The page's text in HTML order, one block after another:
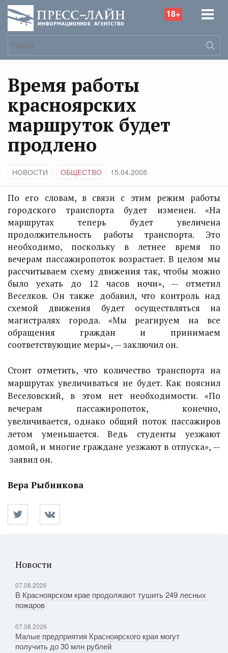
18+
Время работы
красноярских
маршруток будет
продлено
НОВОСТИ ОБЩЕСТВО 15.04.2008
По его словам, в связи с этим режим работы
городского транспорта будет изменен. «На
маршрутах теперь будет увеличена
продолжительность работы транспорта. Это
необходимо, поскольку в летнее время по
вечерам пассажиропоток возрастает. В целом мы
рассчитываем схему движения так, чтобы можно
было уехать до 12 часов ночи», — отметил
Веселков. Он также добавил, что контроль над
схемой движения будет осуществляться на
магистралях города. «Мы реагируем на все
обращения граждан и принимаем
соответствующие меры», — заключил он.
Стоит отметить, что количество транспорта на
маршрутах увеличиваться не будет. Как пояснил
Веселовский, в этом нет необходимости. «По
вечерам пассажиропоток, конечно,
увеличивается, однако общий поток пассажиров
летом уменьшается. Ведь студенты уезжают
домой, и многие граждане уезжают в отпуска», —
заявил он.
Вера Рыбникова
Новости
07.08.2026
В Красноярском крае продолжают тушить 249 лесных
пожаров
07.08.2026
Малые предприятия Красноярского края могут
получить до 30 млн рублей